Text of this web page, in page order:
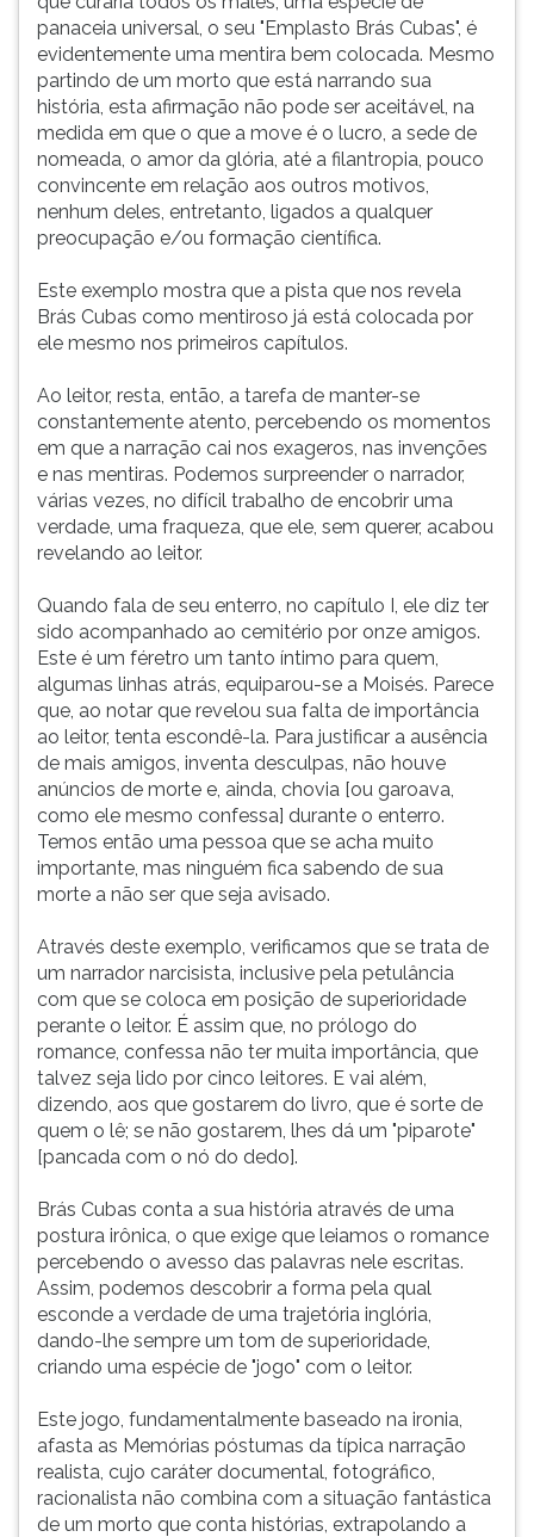
panaceia universal, o seu "Emplasto Brás Cubas", é
evidentemente uma mentira bem colocada. Mesmo
partindo de um morto que está narrando sua
história, esta afirmação não pode ser aceitável, na
medida em que o que a move é o lucro, a sede de
nomeada, o amor da glória, até a filantropia, pouco
convincente em relação aos outros motivos,
nenhum deles, entretanto, ligados a qualquer
preocupação e/ou formação científica.
Este exemplo mostra que a pista que nos revela
Brás Cubas como mentiroso já está colocada por
ele mesmo nos primeiros capítulos.
Ao leitor, resta, então, a tarefa de manter-se
constantemente atento, percebendo os momentos
em que a narração cai nos exageros, nas invenções
e nas mentiras. Podemos surpreender o narrador,
várias vezes, no difícil trabalho de encobrir uma
verdade, uma fraqueza, que ele, sem querer, acabou
revelando ao leitor.
Quando fala de seu enterro, no capítulo I, ele diz ter
sido acompanhado ao cemitério por onze amigos.
Este é um féretro um tanto íntimo para quem,
algumas linhas atrás, equiparou-se a Moisés. Parece
que, ao notar que revelou sua falta de importância
ao leitor, tenta escondê-la. Para justificar a ausência
de mais amigos, inventa desculpas, não houve
anúncios de morte e, ainda, chovia [ou garoava,
como ele mesmo confessa] durante o enterro.
Temos então uma pessoa que se acha muito
importante, mas ninguém fica sabendo de sua
morte a não ser que seja avisado.
Através deste exemplo, verificamos que se trata de
um narrador narcisista, inclusive pela petulância
com que se coloca em posição de superioridade
perante o leitor. É assim que, no prólogo do
romance, confessa não ter muita importância, que
talvez seja lido por cinco leitores. E vai além,
dizendo, aos que gostarem do livro, que é sorte de
quem o lê; se não gostarem, lhes dá um "piparote"
[pancada com o nó do dedo].
Brás Cubas conta a sua história através de uma
postura irônica, o que exige que leiamos o romance
percebendo o avesso das palavras nele escritas.
Assim, podemos descobrir a forma pela qual
esconde a verdade de uma trajetória inglória,
dando-lhe sempre um tom de superioridade,
criando uma espécie de "jogo" com o leitor.
Este jogo, fundamentalmente baseado na ironia,
afasta as Memórias póstumas da típica narração
realista, cujo caráter documental, fotográfico,
racionalista não combina com a situação fantástica
de um morto que conta histórias, extrapolando a